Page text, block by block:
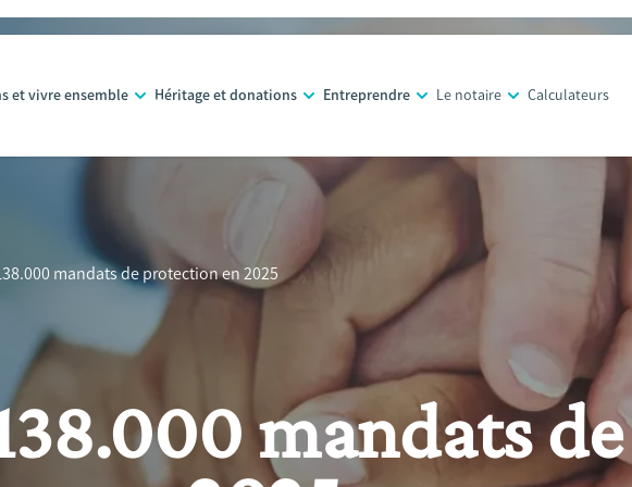
et vivre ensemble Héritage et donations Entreprendre Le notaire Calculateurs
mandats de protection en 2025
mandats de